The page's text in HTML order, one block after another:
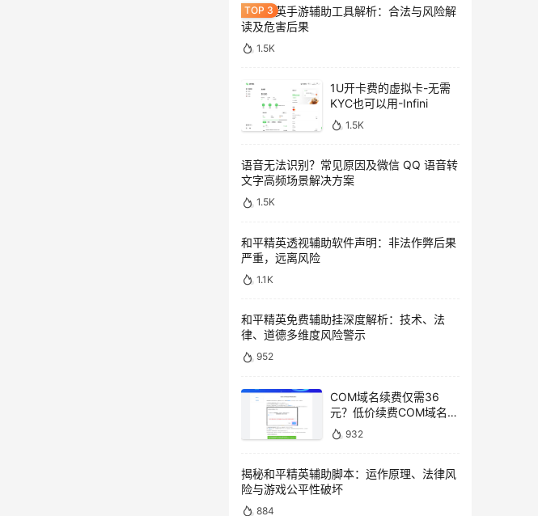
和平精英手游辅助工具解析：合法与风险解
读及危害后果
1.5K
1U开卡费的虚拟卡-无需
KYC也可以用-Infini
1.5K
语音无法识别？常见原因及微信 QQ 语音转
文字高频场景解决方案
1.5K
和平精英透视辅助软件声明：非法作弊后果
严重，远离风险
1.1K
和平精英免费辅助挂深度解析：技术、法
律、道德多维度风险警示
952
COM域名续费仅需36
元？低价续费COM域名教
程 932
揭秘和平精英辅助脚本：运作原理、法律风
险与游戏公平性破坏
884